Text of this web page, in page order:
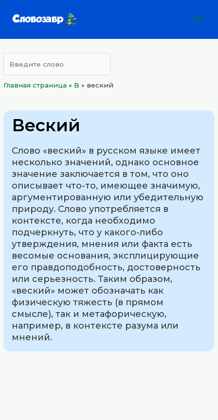
Главная страница » B » веский
Веский
Слово «веский» в русском языке имеет
несколько значений, однако основное
значение заключается в том, что оно
описывает что-то, имеющее значимую,
аргументированную или убедительную
природу. Слово употребляется в
контексте, когда необходимо
подчеркнуть, что у какого-либо
утверждения, мнения или факта есть
весомые основания, эксплицирующие
его правдоподобность, достоверность
или серьезность. Таким образом,
«веский» может обозначать как
физическую тяжесть (в прямом
смысле), так и метафорическую,
например, в контексте разума или
мнений.